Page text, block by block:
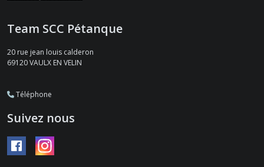
Team SCC Pétanque
20 rue jean louis calderon
69120VAULX EN VELIN
Téléphone
Suivez nous